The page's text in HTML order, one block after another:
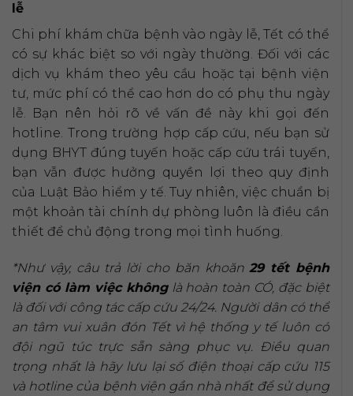
lễ
Chi phí khám chữa bệnh vào ngày lễ, Tết có thể
có sự khác biệt so với ngày thường. Đối với các
dịch vụ khám theo yêu cầu hoặc tại bệnh viện
tư, mức phí có thể cao hơn do có phụ thu ngày
lễ. Bạn nên hỏi rõ về vấn đề này khi gọi đến
hotline. Trong trường hợp cấp cứu, nếu bạn sử
dụng BHYT đúng tuyến hoặc cấp cứu trái tuyến,
bạn vẫn được hưởng quyền lợi theo quy định
của Luật Bảo hiểm y tế. Tuy nhiên, việc chuẩn bị
một khoản tài chính dự phòng luôn là điều cần
thiết để chủ động trong mọi tình huống.
*Như vậy, câu trả lời cho băn khoăn29 tết bệnh
viện có làm việc khônglà hoàn toàn CÓ, đặc biệt
là đối với công tác cấp cứu 24/24. Người dân có thể
an tâm vui xuân đón Tết vì hệ thống y tế luôn có
đội ngũ túc trực sẵn sàng phục vụ. Điều quan
trọng nhất là hãy lưu lại số điện thoại cấp cứu 115
và hotline của bệnh viện gần nhà nhất để sử dụng